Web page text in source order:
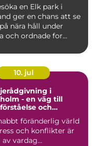
en Elk park i
ger en chans att se
nära håll under
och ordnade for...
10. jul
i
- en väg till
och
föränderlig värld
och konflikter är
av vardag...